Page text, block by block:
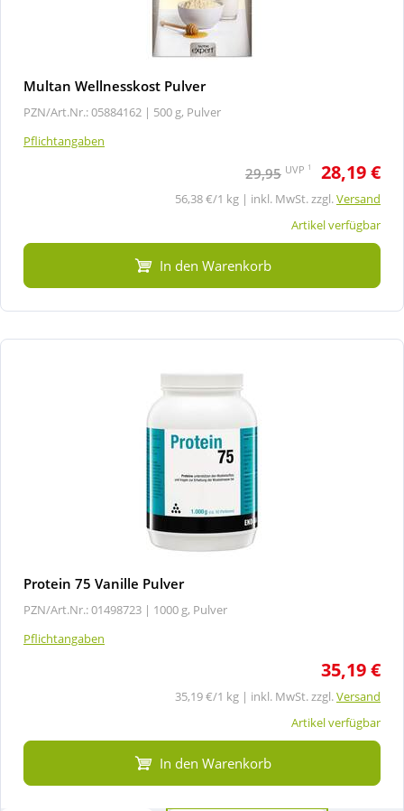
Multan Wellnesskost Pulver
PZN/Art.Nr.: 05884162 | 500 g, Pulver
Pflichtangaben
29,95 UVP 1 28,19 €
56,38 €/1 kg | inkl. MwSt. zzgl.Versand
Artikel verfügbar
In den Warenkorb
Protein 75 Vanille Pulver
PZN/Art.Nr.: 01498723 | 1000 g, Pulver
Pflichtangaben
35,19 €
35,19 €/1 kg | inkl. MwSt. zzgl.Versand
Artikel verfügbar
In den Warenkorb